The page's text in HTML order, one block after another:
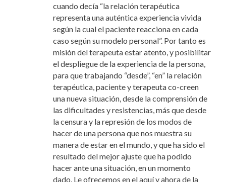
cuando decía “la relación terapéutica
representa una auténtica experiencia vivida
según la cual el paciente reacciona en cada
caso según su modelo personal”. Por tanto es
misión del terapeuta estar atento, y posibilitar
el despliegue de la experiencia de la persona,
para que trabajando “desde”, “en” la relación
terapéutica, paciente y terapeuta co-creen
una nueva situación, desde la comprensión de
las dificultades y resistencias, más que desde
la censura y la represión de los modos de
hacer de una persona que nos muestra su
manera de estar en el mundo, y que ha sido el
resultado del mejor ajuste que ha podido
hacer ante una situación, en un momento
dado. Le ofrecemos en el aquí y ahora de la